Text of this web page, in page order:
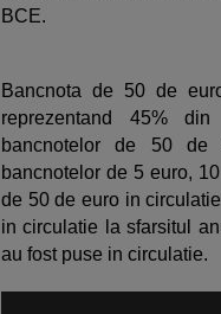
BCE.
Bancnota de 50 de
reprezentand 45%
bancnotelor de 50 de
bancnotelor de 5 euro,
de 50 de euro in
in circulatie la sfarsitul
au fost puse in circulatie.